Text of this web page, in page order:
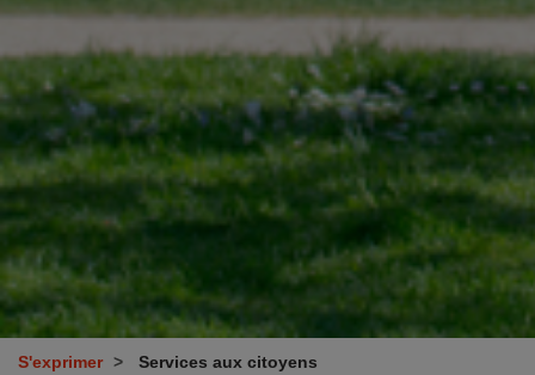
S'exprimer
Services aux citoyens